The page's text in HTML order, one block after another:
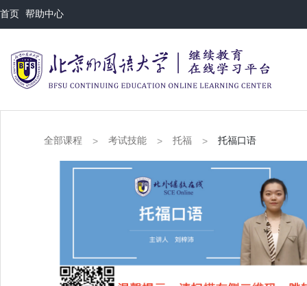
首页 帮助中心
全部课程 > 考试技能 > 托福 > 托福口语